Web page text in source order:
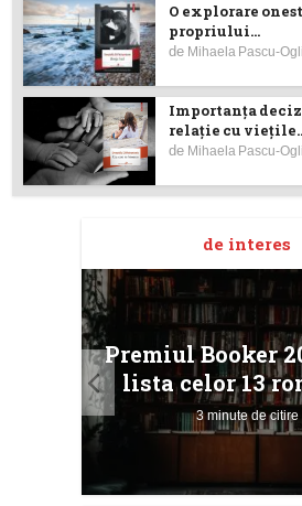
O explorare
propriului...
de Mihaela Pascu-
Importanţa
relaţie cu
de Mihaela Pascu-
de interes
Premiul Booker
lista celor 13
3 minute de citire